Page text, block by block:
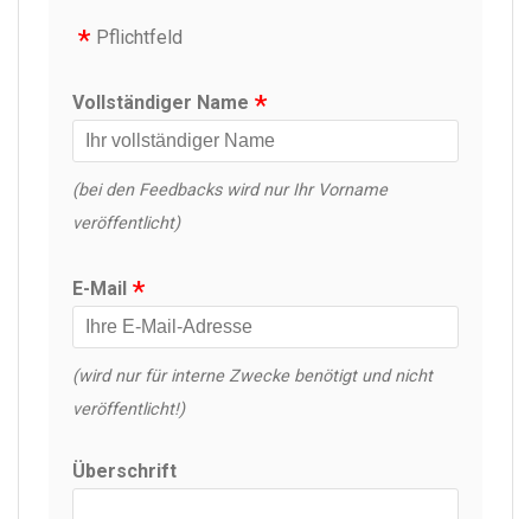
Pflichtfeld
Vollständiger Name
(bei den Feedbacks wird nur Ihr Vorname
veröffentlicht)
E-Mail
(wird nur für interne Zwecke benötigt und nicht
veröffentlicht!)
Überschrift